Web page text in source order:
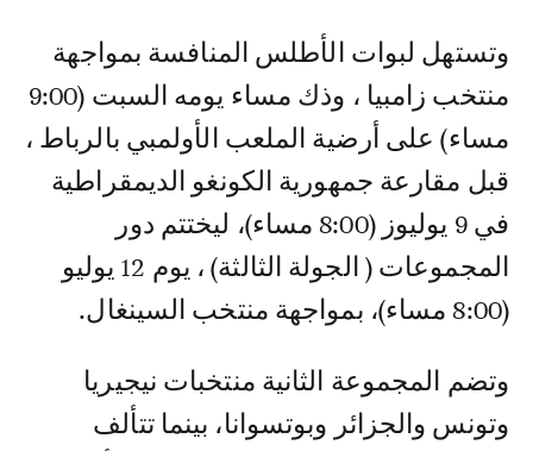
وتستهل لبوات الأطلس المنافسة بمواجهة
منتخب زامبيا ، وذك مساء يومه السبت (9:00
مساء) على أرضية الملعب الأولمبي بالرباط ،
قبل مقارعة جمهورية الكونغو الديمقراطية
في 9 يوليوز (8:00 مساء)، ليختتم دور
المجموعات ( الجولة الثالثة) ، يوم 12 يوليو
(8:00 مساء)، بمواجهة منتخب السينغال.
وتضم المجموعة الثانية منتخبات نيجيريا
وتونس والجزائر وبوتسوانا، بينما تتألف